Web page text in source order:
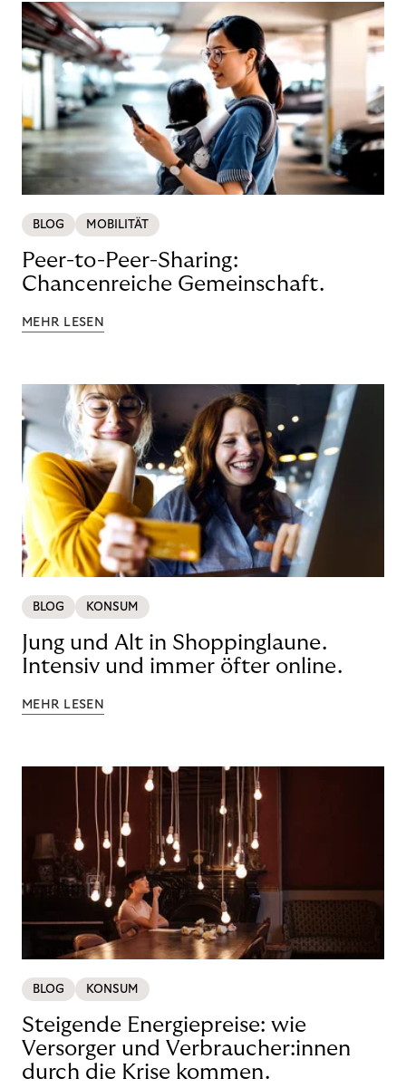
BLOG MOBILITÄT
Peer-to-Peer-Sharing:
Chancenreiche Gemeinschaft.
MEHR LESEN
BLOG KONSUM
Jung und Alt in Shoppinglaune.
Intensiv und immer öfter online.
MEHR LESEN
BLOG KONSUM
Steigende Energiepreise: wie
Versorger und Verbraucher:innen
durch die Krise kommen.